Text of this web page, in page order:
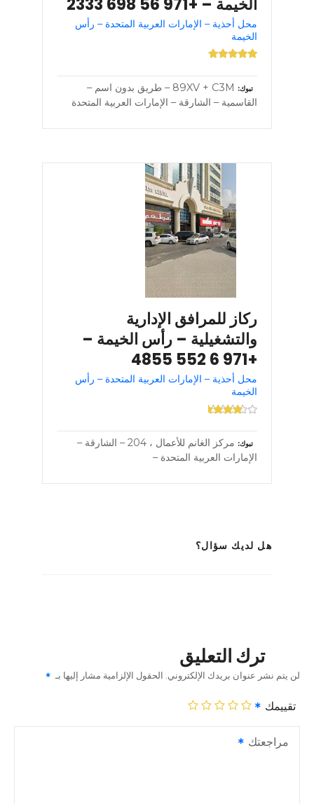
محل أحذية – الإمارات العربية المتحدة – رأس
الخيمة
تبوك
89XV + C3M – طريق بدون اسم –
القاسمية – الشارقة – الإمارات العربية المتحدة
ركاز للمرافق الإدارية
والتشغيلية – رأس الخيمة –
+971 6 552 4855
محل أحذية – الإمارات العربية المتحدة – رأس
الخيمة
تبوك
مركز الغانم للأعمال ، 204 – الشارقة –
الإمارات العربية المتحدة –
هل لديك سؤال؟
ترك التعليق
لن يتم نشر عنوان بريدك الإلكتروني. الحقول الإلزامية مشار إليها بـ
تقييمك
مراجعتك